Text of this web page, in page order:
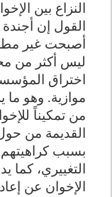
النزاع بين
القول إن
أصبحت غير
ليس أكثر من
اختراق
موازية. وهو
من تمكيناً
القديمة من حول
بسبب
التغييري، كما
الإخوان عن